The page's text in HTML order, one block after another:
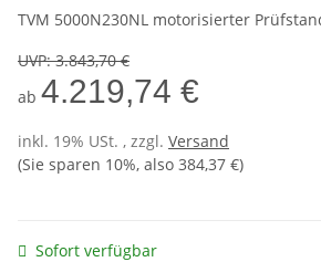
TVM 5000N230NL motorisierter
UVP:3.843,70 €
ab 4.219,74 €
inkl. 19% USt. , zzgl. Versand
(Sie sparen 10%, also 384,37 €)
Sofort verfügbar